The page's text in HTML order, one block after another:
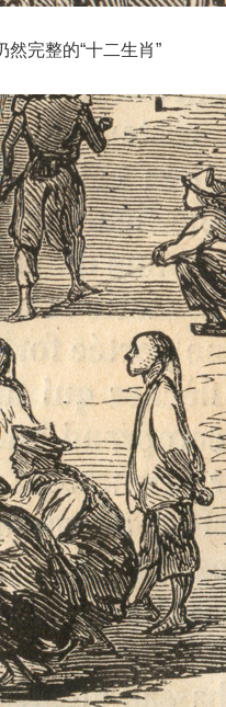
然完整的“十二生肖”